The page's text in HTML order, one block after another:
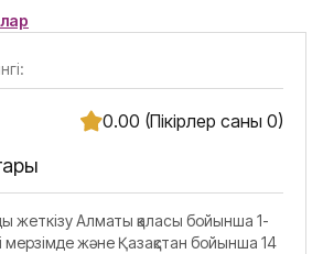
0.00 (Пікірлер саны 0)
жеткізу Алматы қаласы бойынша 1-
мерзімде және Қазақстан бойынша 14